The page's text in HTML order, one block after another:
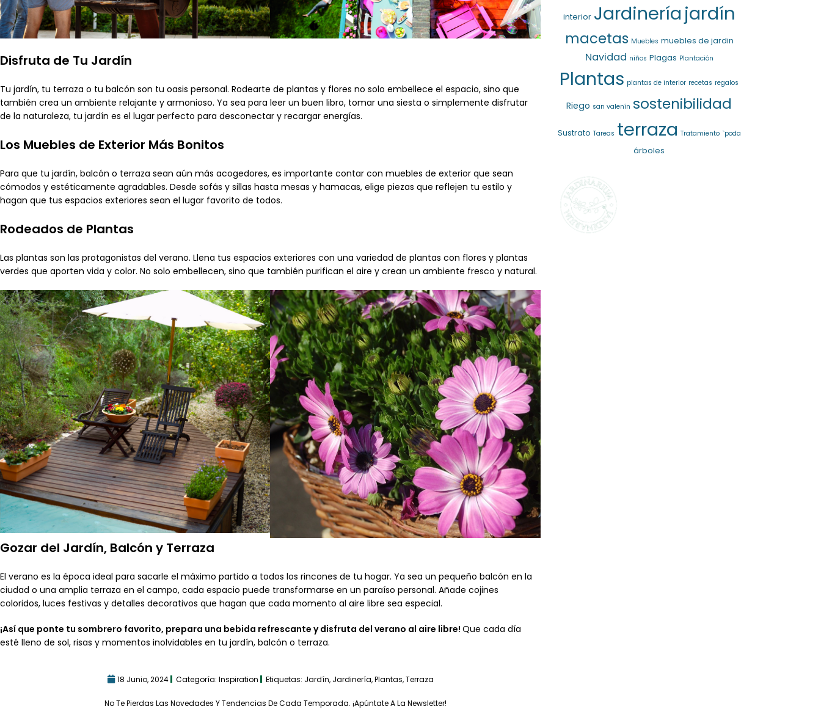
Disfruta de Tu Jardín
Tu jardín, tu terraza o tu balcón son tu oasis personal. Rodearte de plantas y flores no solo embellece el espacio, sino que
también crea un ambiente relajante y armonioso. Ya sea para leer un buen libro, tomar una siesta o simplemente disfrutar
de la naturaleza, tu jardín es el lugar perfecto para desconectar y recargar energías.
Los Muebles de Exterior Más Bonitos
Para que tu jardín, balcón o terraza sean aún más acogedores, es importante contar con muebles de exterior que sean
cómodos y estéticamente agradables. Desde sofás y sillas hasta mesas y hamacas, elige piezas que reflejen tu estilo y
hagan que tus espacios exteriores sean el lugar favorito de todos.
Rodeados de Plantas
Las plantas son las protagonistas del verano. Llena tus espacios exteriores con una variedad de plantas con flores y plantas
verdes que aporten vida y color. No solo embellecen, sino que también purifican el aire y crean un ambiente fresco y natural.
Gozar del Jardín, Balcón y Terraza
El verano es la época ideal para sacarle el máximo partido a todos los rincones de tu hogar. Ya sea un pequeño balcón en la
ciudad o una amplia terraza en el campo, cada espacio puede transformarse en un paraíso personal. Añade cojines
coloridos, luces festivas y detalles decorativos que hagan que cada momento al aire libre sea especial.
¡Así que ponte tu sombrero favorito, prepara una bebida refrescante y disfruta del verano al aire libre! Que cada día
esté lleno de sol, risas y momentos inolvidables en tu jardín, balcón o terraza.
18 Junio, 2024 Categoría: Inspiration Etiquetas: Jardín, Jardinería,Plantas,Terraza
No Te Pierdas Las Novedades Y Tendencias De Cada Temporada. ¡Apúntate A La Newsletter!
interior Jardinería jardín
macetas Muebles muebles de jardin
Navidad niños Plagas Plantación
Plantas plantas de interior recetas regalos
Riego san valenín sostenibilidad
Sustrato Tareas terraza Tratamiento `poda
árboles